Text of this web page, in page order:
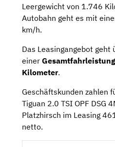
Leergewicht von 1.746
Autobahn geht es mit
km/h.
Das Leasingangebot geht
einer Gesamtfahrleistung
Kilometer.
Geschäftskunden zahlen
Tiguan 2.0 TSI OPF DSG
Platzhirsch im Leasing
netto.